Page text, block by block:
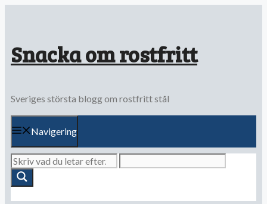
Snacka om rostfritt
Sveriges största blogg om rostfritt stål
Navigering